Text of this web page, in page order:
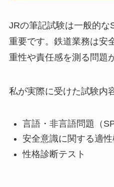
JRの筆記試験は一般的な
重要です。鉄道業務は安
重性や責任感を測る問題
私が実際に受けた試験内
言語・非言語問題（
安全意識に関する適
性格診断テスト